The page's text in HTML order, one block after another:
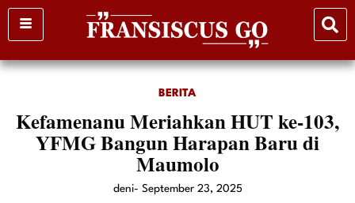
Skip
to
BERITA
Kefamenanu Meriahkan HUT ke-103,
YFMG Bangun Harapan Baru di
Maumolo
deni- September 23, 2025